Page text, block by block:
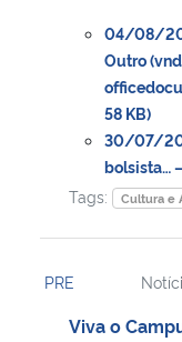
Ministério da Ciência,
Ministério do Meio Ambiente
Ministério do Turismo
Ministério do
Ministério da Mulher, da
04/08/
Outro
58 KB)
30/07/
bolsista…
Tags:
Cultura e
PRE
Viva o